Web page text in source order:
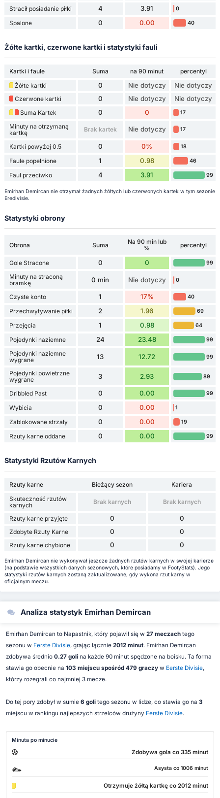
Stracił posiadanie piłki 4 3.91 0
Spalone 0 0.00 40
Żółte kartki, czerwone kartki i statystyki fauli
Kartki i faule Suma na 90 minut
percentyl
Żółte kartki
0 Nie dotyczy Nie dotyczy
Czerwone kartki 0 Nie dotyczy Nie dotyczy
Suma Kartek 0 0 17
Minuty na otrzymaną
kartkę
Brak kartek Nie dotyczy 17
Kartki powyżej 0.5 0 0% 18
Faule popełnione 1 0.98 46
Faul przeciwko 4 3.91 99
Emirhan Demircan nie otrzymał żadnych żółtych lub czerwonych kartek w tym sezonie
Eredivisie.
Statystyki obrony
Obrona Suma
Na 90 min lub
%
percentyl
Gole Stracone 0 0 99
Minuty na straconą
bramkę
0 min Nie dotyczy 0
Czyste konto 1 17% 40
Przechwytywanie piłki 2 1.96 69
Przejęcia 1 0.98 64
Pojedynki naziemne 24 23.48 99
Pojedynki naziemne
wygrane
13 12.72 99
Pojedynki powietrzne
wygrane
3 2.93 89
Dribbled Past 0 0.00 99
Wybicia 0 0.00 1
Zablokowane strzały 0 0.00 19
Rzuty karne oddane 0 0.00 99
Statystyki Rzutów Karnych
Rzuty karne Bieżący sezon
Kariera
Skuteczność rzutów
karnych
Brak karnych Brak karnych
Rzuty karne przyjęte 0 0
Zdobyte Rzuty Karne 0 0
Rzuty karne chybione 0 0
Emirhan Demircan nie wykonywał jeszcze żadnych rzutów karnych w swojej karierze
(na podstawie wszystkich danych sezonowych, które posiadamy w FootyStats). Jego
statystyki rzutów karnych zostaną zaktualizowane, gdy wykona rzut karny w
oficjalnym meczu.
Analiza statystyk Emirhan Demircan
Emirhan Demircan to Napastnik, który pojawił się w 27 meczachtego
sezonu w Eerste Divisie, grając łącznie 2012 minut. Emirhan Demircan
zdobywa średnio 0.27 golina każde 90 minut spędzone na boisku. Ta forma
stawia go obecnie na 103 miejscu spośród 479 graczyw Eerste Divisie,
którzy rozegrali co najmniej 3 mecze.
Do tej pory zdobył w sumie 6 golitego sezonu w lidze, co stawia go na 3
miejscu w rankingu najlepszych strzelców drużyny Eerste Divisie.
Minuta po minucie
Zdobywa gola co 335 minut
Asysta co 1006 minut
Otrzymuje żółtą kartkę co 2012 minut